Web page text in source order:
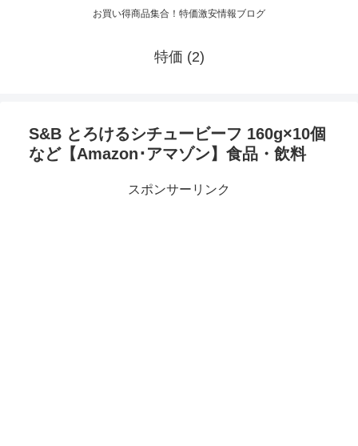
お買い得商品集合！特価激安情報ブログ
特価 (2)
S&B とろけるシチュービーフ 160g×10個
など【Amazon･アマゾン】食品・飲料
スポンサーリンク